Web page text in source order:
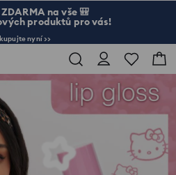
na vše 🎒
produktů pro vás!
nyní >>